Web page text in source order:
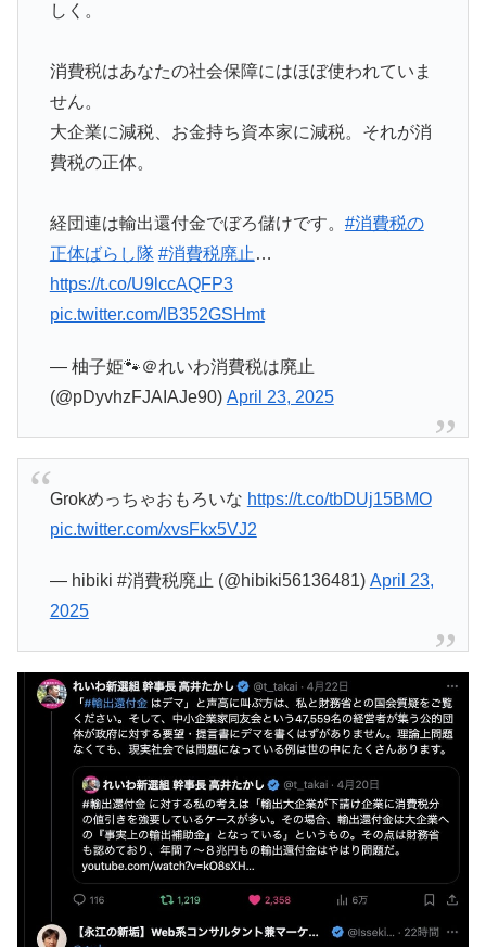
しく。
消費税はあなたの社会保障にはほぼ使われていま
せん。
大企業に減税、お金持ち資本家に減税。それが消
費税の正体。
経団連は輸出還付金でぼろ儲けです。 #消費税の
正体ばらし隊 #消費税廃止…
https://t.co/U9lccAQFP3
pic.twitter.com/lB352GSHmt
— 柚子姫🐾＠れいわ消費税は廃止
(@pDyvhzFJAIAJe90) April 23, 2025
Grokめっちゃおもろいな https://t.co/tbDUj15BMO
pic.twitter.com/xvsFkx5VJ2
— hibiki #消費税廃止 (@hibiki56136481) April 23,
2025